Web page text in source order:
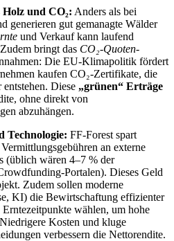
und CO₂: Anders als bei
generieren gut gemanagte Wälder
und Verkauf kann laufend
bringt das CO₂-Quoten-
Die EU-Klimapolitik fördert
kaufen CO₂-Zertifikate, die
Diese „grünen“ Erträge
ohne direkt von
abzuhängen.
Technologie: FF-Forest spart
an externe
(üblich wären 4–7 % der
Portalen). Dieses Geld
Zudem sollen moderne
KI) die Bewirtschaftung effizienter
wählen, um hohe
Kosten und kluge
verbessern die Nettorendite.